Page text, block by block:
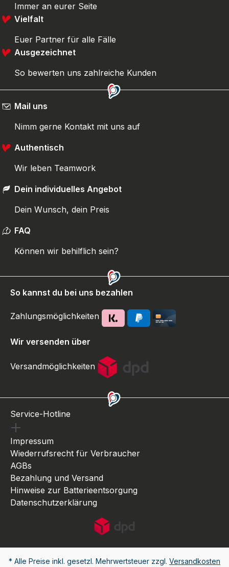
Immer an eurer Seite
Vielfalt
Euer Partner für alle Fälle
Ausgezeichnet
So bewerten uns zahlreiche Kunden
Mail uns
Nimm gerne Kontakt mit uns auf
Authentisch
Wir leben Teamwork
Dein individuelles Angebot
Dein Wunsch, dein Preis
FAQ
Können wir behilflich sein?
So kannst du bei uns bezahlen
Zahlungsmöglichkeiten
Wir versenden über
Versandmöglichkeiten
Service-Hotline
Impressum
Wiederrufsrecht für Verbraucher
AGBs
Bezahlung und Versand
Hinweise zur Batterieentsorgung
Datenschutzerklärung
* Alle Preise inkl. gesetzl. Mehrwertsteuer zzgl. Versandkosten